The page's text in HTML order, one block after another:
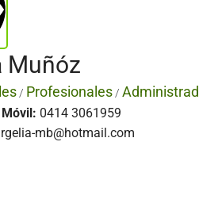
Muñóz
/ Profesionales /
0414 3061959
mb@hotmail.com